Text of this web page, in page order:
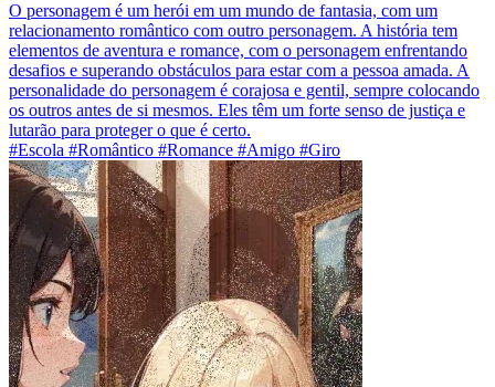
O personagem é um herói em um mundo de fantasia, com um
relacionamento romântico com outro personagem. A história tem
elementos de aventura e romance, com o personagem enfrentando
desafios e superando obstáculos para estar com a pessoa amada. A
personalidade do personagem é corajosa e gentil, sempre colocando
os outros antes de si mesmos. Eles têm um forte senso de justiça e
lutarão para proteger o que é certo.
#Escola #Romântico #Romance #Amigo #Giro